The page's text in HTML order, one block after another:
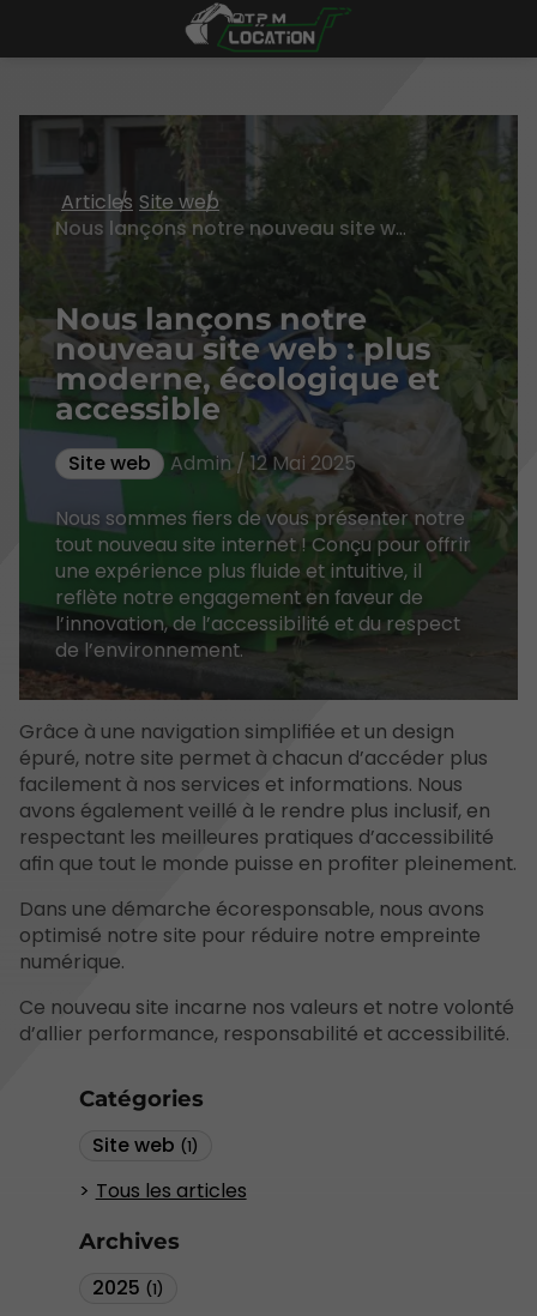
Catégories
Site web (1)
Tous les articles
Archives
2025 (1)
Articles Site web
Nous lançons notre nouveau site web : plus moderne, écologique et accessible
Nous lançons notre
nouveau site web : plus
moderne, écologique et
accessible
Site web
Admin / 12 Mai 2025
Nous sommes fiers de vous présenter notre
tout nouveau site internet ! Conçu pour offrir
une expérience plus fluide et intuitive, il
reflète notre engagement en faveur de
l’innovation, de l’accessibilité et du respect
de l’environnement.
Grâce à une navigation simplifiée et un design
épuré, notre site permet à chacun d’accéder plus
facilement à nos services et informations. Nous
avons également veillé à le rendre plus inclusif, en
respectant les meilleures pratiques d’accessibilité
afin que tout le monde puisse en profiter pleinement.
Dans une démarche écoresponsable, nous avons
optimisé notre site pour réduire notre empreinte
numérique.
Ce nouveau site incarne nos valeurs et notre volonté
d’allier performance, responsabilité et accessibilité.